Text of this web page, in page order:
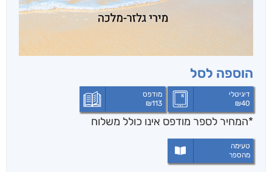
הוספה לסל
דיגיטלי
₪40
מודפס
₪113
*המחיר לספר מודפס אינו כולל משלוח
טעימה
מהספר